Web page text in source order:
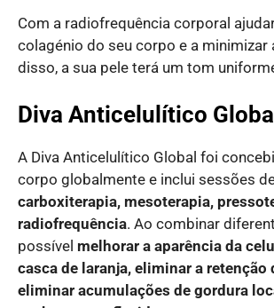
Com a radiofrequência corporal
colagénio do seu corpo e a minimizar
disso, a sua pele terá um tom
Diva Anticelulítico Global
A Diva Anticelulítico Global foi
corpo globalmente e inclui sessões
carboxiterapia, mesoterapia,
radiofrequência. Ao combinar
possível melhorar a aparência da
casca de laranja, eliminar a retenção
eliminar acumulações de gordura